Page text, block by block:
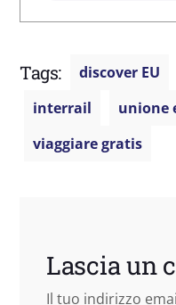
Tags: discover EU
interrail
unione
viaggiare gratis
Lascia un
Il tuo indirizzo